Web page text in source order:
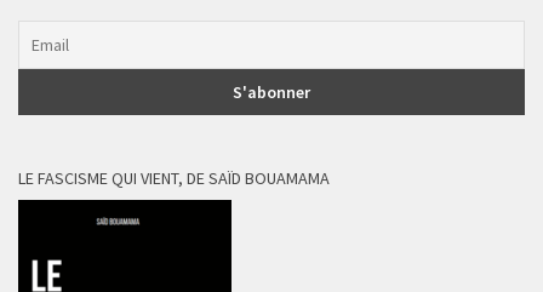
LE FASCISME QUI VIENT, DE SAÏD BOUAMAMA